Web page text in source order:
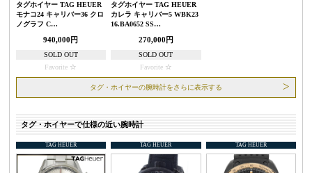
タグホイヤー TAG HEUER
モナコ24 キャリバー36 クロ
ノグラフ C…
940,000円
SOLD OUT
Favorite
タグホイヤー TAG HEUER
カレラ キャリバー5 WBK23
16.BA0652 SS…
270,000円
SOLD OUT
Favorite
タグ・ホイヤーの腕時計をさらに表示する
タグ・ホイヤーで仕様の近い腕時計
TAG HEUER TAG HEUER TAG HEUER